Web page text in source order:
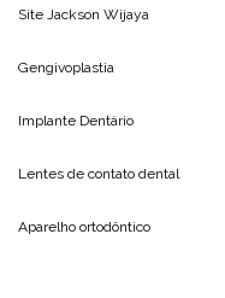
Site Jackson Wijaya
Gengivoplastia
Implante Dentário
Lentes de contato dental
Aparelho ortodôntico